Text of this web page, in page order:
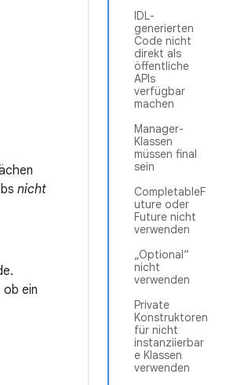
IDL-
generierten
Code nicht
direkt als
öffentliche
APIs
verfügbar
machen
Manager-
Klassen
müssen final
sein
CompletableF
uture oder
Future nicht
verwenden
„Optional“
nicht
verwenden
Private
Konstruktoren
für nicht
instanziierbar
e Klassen
verwenden
nicht
ein